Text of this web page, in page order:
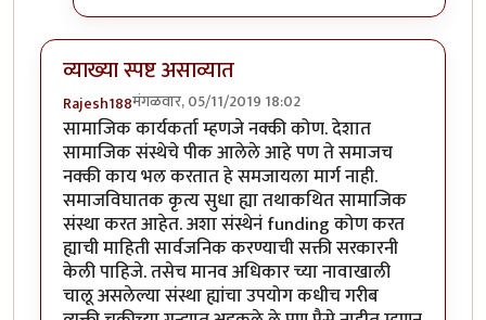
व्याख्या स्पष्ट असाव्यात
Rajesh188मंगळवार, 05/11/2019 18:02
सामाजिक कार्यकर्ता म्हणजे नक्की कोण. देशात
सामाजिक संस्थेचे पीक आलेले आहे पण ते समाजच
नक्की काय भल करतात हे समजायला मार्ग नाही.
समाजविघातक कृत्य सुधा ह्या तथाकथित सामाजिक
संस्था करत आहेत. अशा संस्थेनं funding कोण करत
ह्याची माहिती सार्वजनिक करण्याची सक्ती सरकारनी
केली पाहिजे. तसेच मानव अधिकार च्या नावाखाली
चालू असलेल्या संस्था ह्यांचा उपयोग कधीच गरीब